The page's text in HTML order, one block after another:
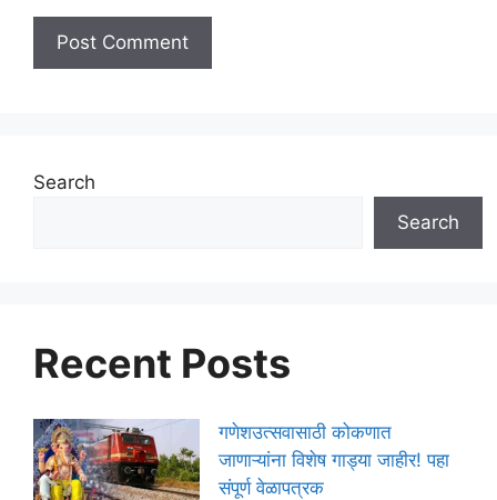
Search
Search
Recent Posts
गणेशउत्सवासाठी कोकणात
जाणाऱ्यांना विशेष गाड्या जाहीर! पहा
संपूर्ण वेळापत्रक